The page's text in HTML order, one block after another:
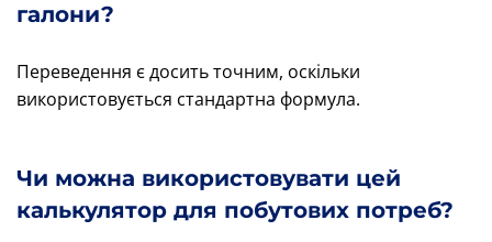
галони?
Переведення є досить точним, оскільки
використовується стандартна формула.
Чи можна використовувати цей
калькулятор для побутових потреб?